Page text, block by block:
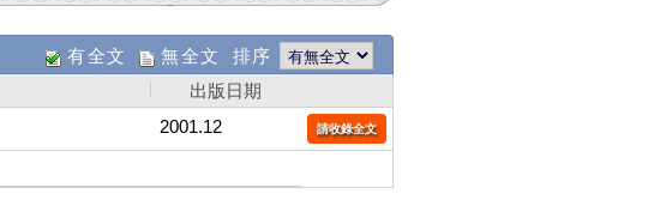
有全文 無全文 排序
出版日期
2001.12 請收錄全文